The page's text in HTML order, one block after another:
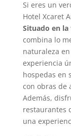
Si eres un
Hotel Xcaret
Situado en la
combina lo
naturaleza
experiencia
hospedas en
con obras de
Además,
restaurantes
una